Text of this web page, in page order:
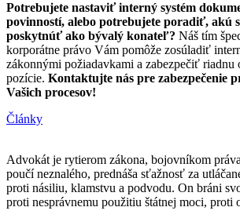
Potrebujete nastaviť interný systém
povinností, alebo potrebujete poradiť, akú
poskytnúť ako bývalý konateľ? Náš tím
korporátne právo Vám pomôže zosúladiť
zákonnými požiadavkami a zabezpečiť riadnu
pozície. Kontaktujte nás pre zabezpečenie
Vašich procesov!
Články
Advokát je rytierom zákona, bojovníkom
poučí neznalého, prednáša sťažnosť za
proti násiliu, klamstvu a podvodu. On bráni
proti nesprávnemu použitiu štátnej moci, proti